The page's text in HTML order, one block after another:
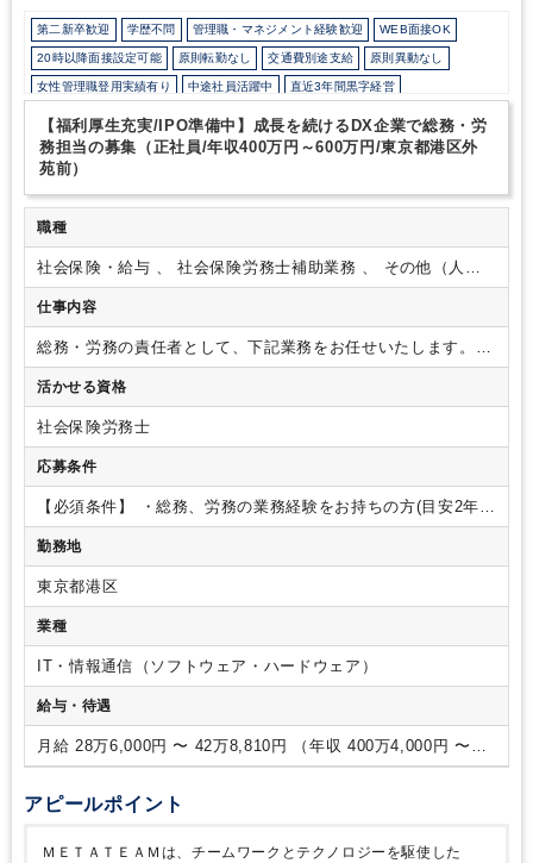
第二新卒歓迎 学歴不問 管理職・マネジメント経験歓迎 WEB面接OK
20時以降面接設定可能 原則転勤なし 交通費別途支給 原則異動なし
女性管理職登用実績有り 中途社員活躍中 直近3年間黒字経営
在宅ワーク制度あり 残業20時間未満 駅から徒歩5分以内
オフィスカジュアルOK カジュアル（デニム）OK
外国人がいるグローバルなオフィス
持株会・ストックオプションあり 土日祝休み 完全週休2日制
年間休日120日以上
【福利厚生充実/IPO準備中】成長を続けるDX企業で総務・労
務担当の募集（正社員/年収400万円～600万円/東京都港区外
苑前）
職種
社会保険・給与 、 社会保険労務士補助業務 、 その他（人
事・総務）
仕事内容
総務・労務の責任者として、下記業務をお任せいたします。
【具体的な業務内容】■労務・健康保険、厚生年金等の各種
書類のまとめと提出
給与計算
・育休、産休、傷病休暇メンバーへのヒアリング
社員のメンタルフォローや面談
事務局の運営
各種データ、備品管理、知財管理・社内行事の企画、運営な
ど
活かせる資格
社会保険労務士
応募条件
【必須条件】
・総務、労務の業務経験をお持ちの方(目安2年以
上)・給与計算業務の経験・社保申請など
勤務地
東京都港区
業種
IT・情報通信（ソフトウェア・ハードウェア）
給与・待遇
月給 28万6,000円 〜 42万8,810円 （年収 400万4,000円 〜
600万3,340円）
アピールポイント
ＭＥＴＡＴＥＡＭは、チームワークとテクノロジーを駆使した